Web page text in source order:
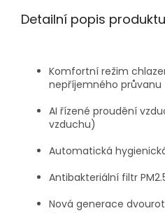
Detailní popis produktu
Komfortní režim
nepříjemného průvanu
AI řízené proudění
vzduchu)
Automatická
Antibakteriální filtr
Nová generace